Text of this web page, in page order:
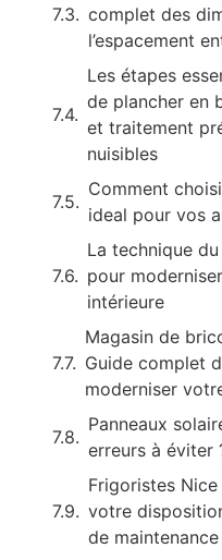
complet des
l’espacement
Les étapes
de plancher en
et traitement
nuisibles
Comment
ideal pour vos
La technique
pour
intérieure
Magasin de
Guide complet
moderniser
Panneaux
erreurs à éviter
Frigoristes
votre
de